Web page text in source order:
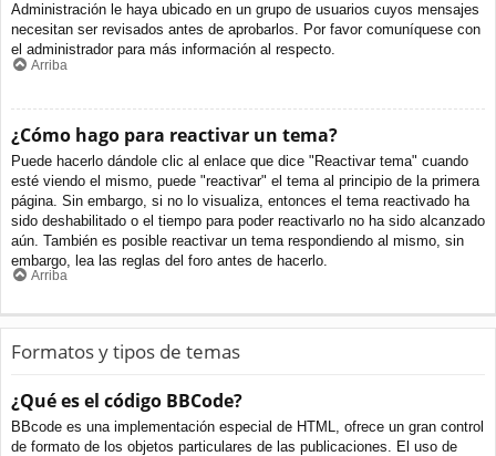
Administración le haya ubicado en un grupo de usuarios cuyos mensajes
necesitan ser revisados antes de aprobarlos. Por favor comuníquese con
el administrador para más información al respecto.
Arriba
¿Cómo hago para reactivar un tema?
Puede hacerlo dándole clic al enlace que dice "Reactivar tema" cuando
esté viendo el mismo, puede "reactivar" el tema al principio de la primera
página. Sin embargo, si no lo visualiza, entonces el tema reactivado ha
sido deshabilitado o el tiempo para poder reactivarlo no ha sido alcanzado
aún. También es posible reactivar un tema respondiendo al mismo, sin
embargo, lea las reglas del foro antes de hacerlo.
Arriba
Formatos y tipos de temas
¿Qué es el código BBCode?
BBcode es una implementación especial de HTML, ofrece un gran control
de formato de los objetos particulares de las publicaciones. El uso de